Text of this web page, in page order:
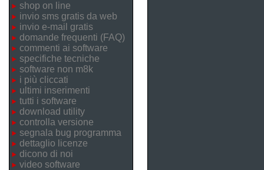
shop on line
invio sms gratis da web
invio e-mail gratis
domande frequenti (FAQ)
commenti ai software
specifiche tecniche
software non m8k
i più cliccati
ultimi inserimenti
tutti i software
download utility
controlla versione
segnala bug programma
dettaglio licenze
dicono di noi
video software